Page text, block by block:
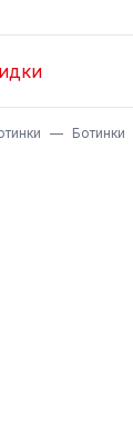
Ботинки